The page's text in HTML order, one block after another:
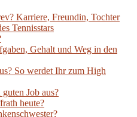
Karriere, Freundin, Tochter
Tennisstars
Gehalt und Weg in den
So werdet Ihr zum High
Job aus?
heute?